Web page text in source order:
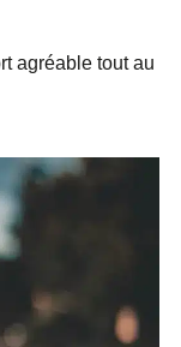
agréable tout au